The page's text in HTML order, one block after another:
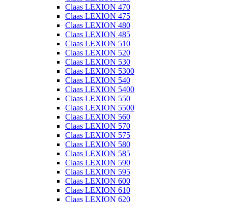
Claas LEXION 470
Claas LEXION 475
Claas LEXION 480
Claas LEXION 485
Claas LEXION 510
Claas LEXION 520
Claas LEXION 530
Claas LEXION 5300
Claas LEXION 540
Claas LEXION 5400
Claas LEXION 550
Claas LEXION 5500
Claas LEXION 560
Claas LEXION 570
Claas LEXION 575
Claas LEXION 580
Claas LEXION 585
Claas LEXION 590
Claas LEXION 595
Claas LEXION 600
Claas LEXION 610
Claas LEXION 620